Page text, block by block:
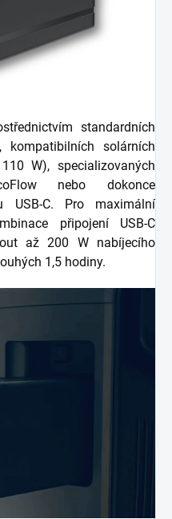
standardních
kompatibilních solárních
W), specializovaných
nebo dokonce
USB-C. Pro maximální
připojení USB-C
až 200 W nabíjecího
1,5 hodiny.